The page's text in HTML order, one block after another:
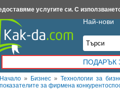
Начало » Бизнес» Технологии за
показателите за фирмена
Най-нови
ПОДАРЪК
Iztochnik.com BauBau.bg NewAge.bg
услугите си. С